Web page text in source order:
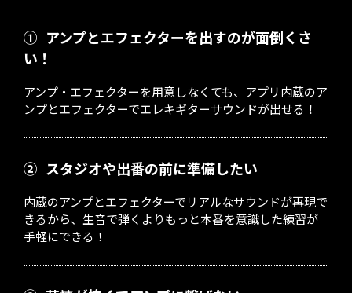
① アンプとエフェクターを出すのが面倒くさ
い！
アンプ・エフェクターを用意しなくても、アプリ内蔵のア
ンプとエフェクターでエレキギターサウンドが出せる！
② スタジオや出番の前に準備したい
内蔵のアンプとエフェクターでリアルなサウンドが再現で
きるから、生音で弾くよりもっと本番を意識した練習が
手軽にできる！